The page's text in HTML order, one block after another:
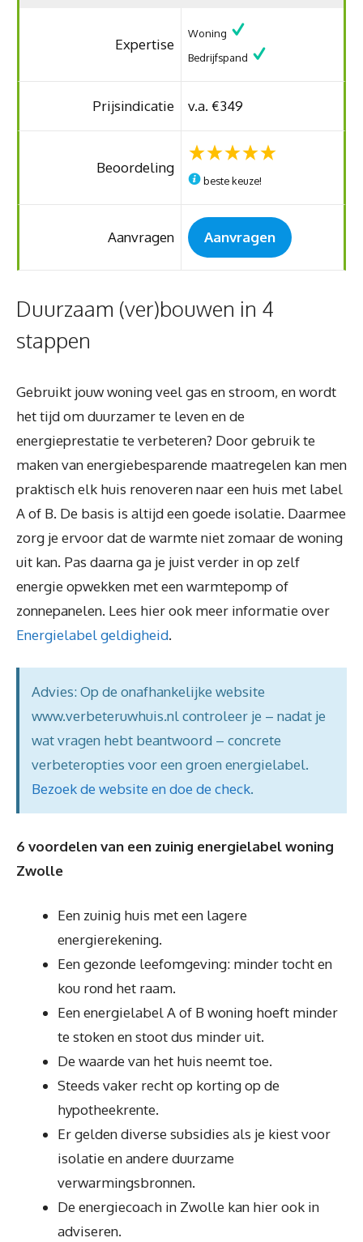
Expertise
Woning
Bedrijfspand
Prijsindicatie v.a. €349
Beoordeling
beste keuze!
Aanvragen Aanvragen
Duurzaam (ver)bouwen in 4
stappen
Gebruikt jouw woning veel gas en stroom, en wordt
het tijd om duurzamer te leven en de
energieprestatie te verbeteren? Door gebruik te
maken van energiebesparende maatregelen kan men
praktisch elk huis renoveren naar een huis met label
A of B. De basis is altijd een goede isolatie. Daarmee
zorg je ervoor dat de warmte niet zomaar de woning
uit kan. Pas daarna ga je juist verder in op zelf
energie opwekken met een warmtepomp of
zonnepanelen. Lees hier ook meer informatie over
Energielabel geldigheid.
Advies: Op de onafhankelijke website
www.verbeteruwhuis.nl controleer je – nadat je
wat vragen hebt beantwoord – concrete
verbeteropties voor een groen energielabel.
Bezoek de website en doe de check.
6 voordelen van een zuinig energielabel woning
Zwolle
Een zuinig huis met een lagere
energierekening.
Een gezonde leefomgeving: minder tocht en
kou rond het raam.
Een energielabel A of B woning hoeft minder
te stoken en stoot dus minder uit.
De waarde van het huis neemt toe.
Steeds vaker recht op korting op de
hypotheekrente.
Er gelden diverse subsidies als je kiest voor
isolatie en andere duurzame
verwarmingsbronnen.
De energiecoach in Zwolle kan hier ook in
adviseren.